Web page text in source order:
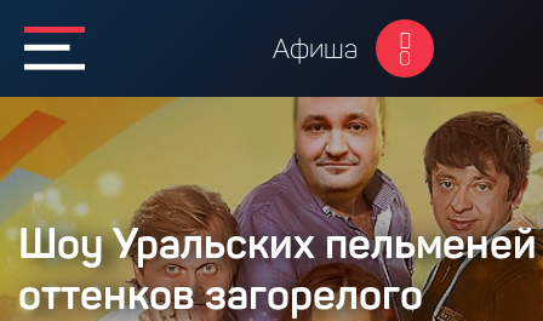
Афиша 0
Шоу Уральских
оттенков загорелого